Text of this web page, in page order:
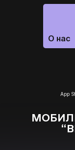
О нас
App